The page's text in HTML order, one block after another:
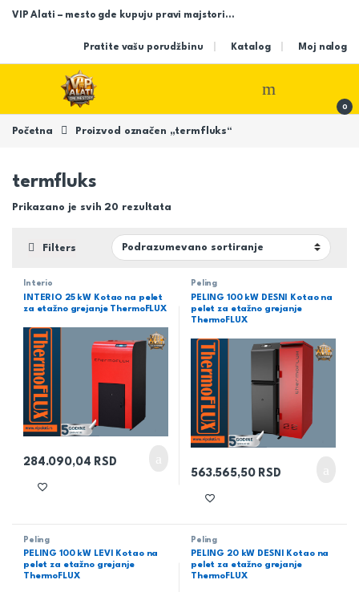
Skip to navigation
Skip to content
VIP Alati – mesto gde kupuju pravi majstori…
Pratite vašu porudžbinu Katalog Moj nalog
0
Početna Proizvod označen „termfluks“
termfluks
Prikazano je svih 20 rezultata
Filters
Interio
INTERIO 25 kW Kotao na pelet
za etažno grejanje ThermoFLUX
284.090,04 RSD
Peling
PELING 100 kW DESNI Kotao na
pelet za etažno grejanje
ThermoFLUX
563.565,50 RSD
Peling
PELING 100 kW LEVI Kotao na
pelet za etažno grejanje
ThermoFLUX
Peling
PELING 20 kW DESNI Kotao na
pelet za etažno grejanje
ThermoFLUX